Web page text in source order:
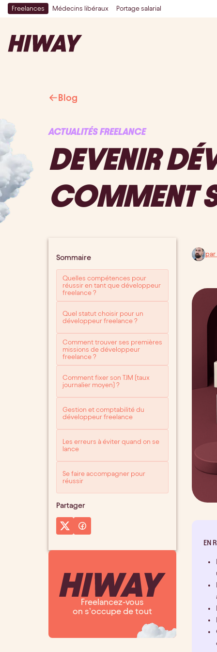
Freelances Médecins libéraux Portage salarial
Blog
ACTUALITÉS FREELANCE
DEVENIR
COMMENT
Sommaire
Quelles compétences pour
réussir en tant que développeur
freelance ?
Quel statut choisir pour un
développeur freelance ?
Comment trouver ses premières
missions de développeur
freelance ?
Comment fixer son TJM (taux
journalier moyen) ?
Gestion et comptabilité du
développeur freelance
Les erreurs à éviter quand on se
lance
Se faire accompagner pour
réussir
Partager
Freelancez-vous
on s’occupe de tout
par
EN